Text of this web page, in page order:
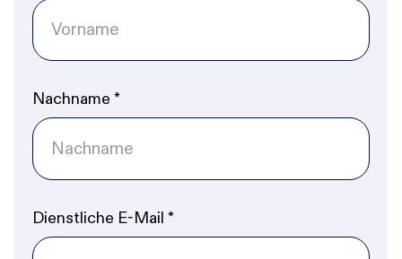
Nachname *
Dienstliche E-Mail *